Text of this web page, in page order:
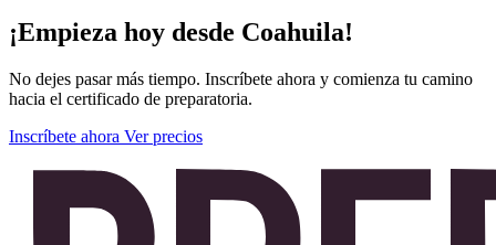
¡Empieza hoy desde Coahuila!
No dejes pasar más tiempo. Inscríbete ahora y comienza tu camino
hacia el certificado de preparatoria.
Inscríbete ahora Ver precios